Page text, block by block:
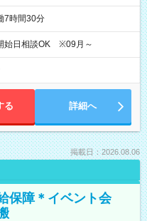
7時間30分
日相談OK ※09月～
る 詳細へ
掲載日：2026.08.06
保障＊イベント会